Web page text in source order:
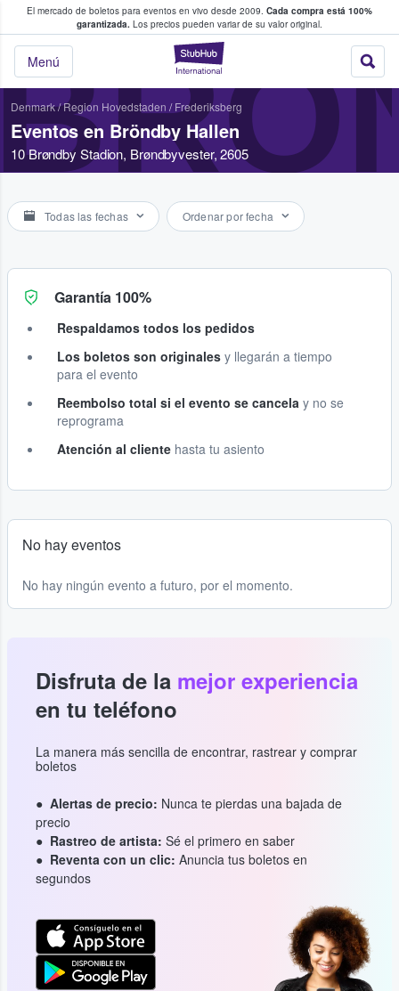
El mercado de boletos para eventos en vivo desde 2009. Cada compra está 100%
garantizada. Los precios pueden variar de su valor original.
StubHub: donde
Menú
fans compran y venden boletos
Denmark/Region Hovedstaden / Frederiksberg
Eventos en Bröndby Hallen
10 Brøndby Stadion, Brøndbyvester, 2605
Todas las fechas Ordenar por fecha
Garantía 100%
Respaldamos todos los pedidos
Los boletos son originales y llegarán a tiempo
para el evento
Reembolso total si el evento se cancela y no se
reprograma
Atención al cliente hasta tu asiento
No hay eventos
No hay ningún evento a futuro, por el momento.
Disfruta de la mejor experiencia
en tu teléfono
La manera más sencilla de encontrar, rastrear y comprar
boletos
Alertas de precio: Nunca te pierdas una bajada de
precio
Rastreo de artista: Sé el primero en saber
Reventa con un clic: Anuncia tus boletos en
segundos